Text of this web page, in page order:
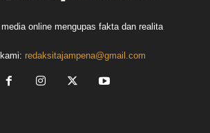
online mengupas fakta dan realita
redaksitajampena@gmail.com